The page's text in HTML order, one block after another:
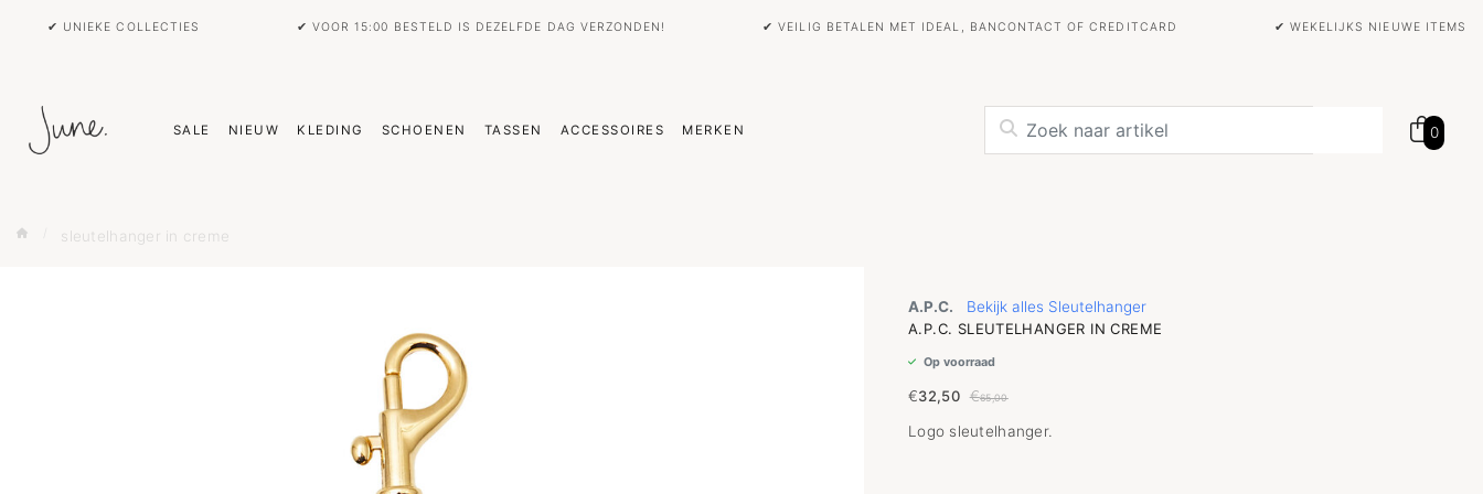
✔ UNIEKE COLLECTIES ✔ VOOR 15:00 BESTELD IS DEZELFDE DAG VERZONDEN! ✔ VEILIG BETALEN MET IDEAL, BANCONTACT OF CREDITCARD ✔ WEKELIJKS NIEUWE ITEMS
SALE NIEUW KLEDING SCHOENEN TASSEN ACCESSOIRES MERKEN 0
sleutelhanger in creme
A.P.C.
Bekijk alles Sleutelhanger
A.P.C. SLEUTELHANGER IN CREME
Op voorraad
€32,50 €65,00
Logo sleutelhanger.